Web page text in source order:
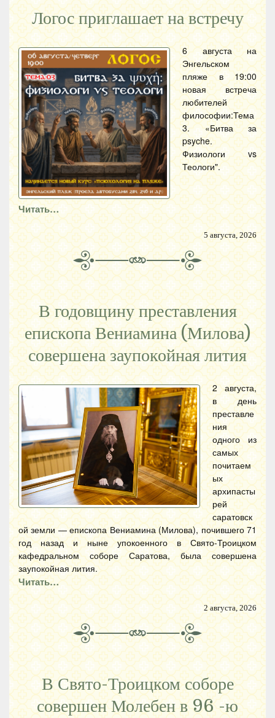
Логос приглашает на встречу
6 августа на
Энгельском
пляже в 19:00
новая встреча
любителей
философии:Тема
3. «Битва за
psyche.
Физиологи vs
Теологи".
Читать…
5 августа, 2026
В годовщину преставления
епископа Вениамина (Милова)
совершена заупокойная лития
2 августа,
в день
преставле
ния
одного из
самых
почитаем
ых
архипасты
рей
саратовск
ой земли — епископа Вениамина (Милова), почившего 71
год назад и ныне упокоенного в Свято-Троицком
кафедральном соборе Саратова, была совершена
заупокойная лития.
Читать…
2 августа, 2026
В Свято-Троицком соборе
совершен Молебен в 96 -ю